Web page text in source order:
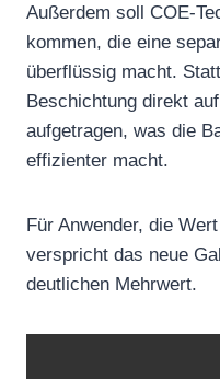
Außerdem soll COE-
kommen, die eine
überflüssig macht.
Beschichtung direkt
aufgetragen, was die
effizienter macht.
Für Anwender, die
verspricht das neue
deutlichen Mehrwert.